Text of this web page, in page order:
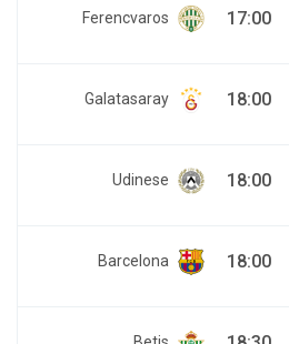
Ferencvaros 17:00
Galatasaray 18:00
Udinese 18:00
Barcelona 18:00